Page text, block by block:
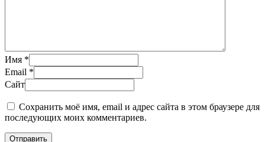
Имя *
Email *
Сайт
Сохранить моё имя, email и адрес сайта в этом браузере для
последующих моих комментариев.
Отправить